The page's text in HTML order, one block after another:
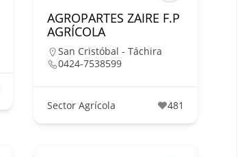
AGROPARTES ZAIRE F.P
AGRÍCOLA
San Cristóbal - Táchira
0424-7538599
Sector Agrícola 481